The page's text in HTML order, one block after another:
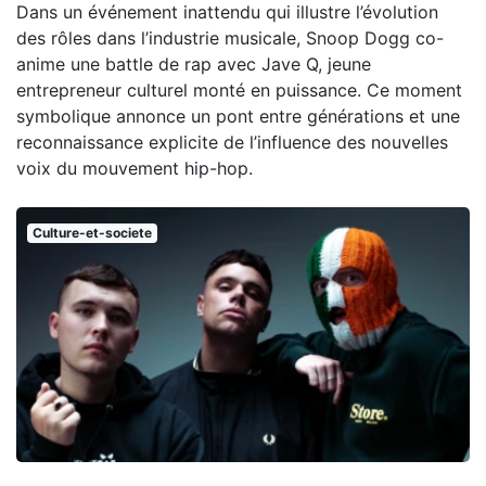
Dans un événement inattendu qui illustre l’évolution
des rôles dans l’industrie musicale, Snoop Dogg co-
anime une battle de rap avec Jave Q, jeune
entrepreneur culturel monté en puissance. Ce moment
symbolique annonce un pont entre générations et une
reconnaissance explicite de l’influence des nouvelles
voix du mouvement hip-hop.
Culture-et-societe